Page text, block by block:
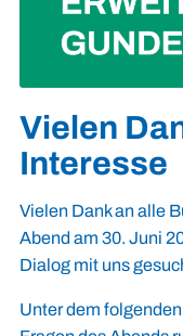
Vielen
Interesse
Vielen Dank an alle
Abend am 30. Juni
Dialog mit uns
Unter dem